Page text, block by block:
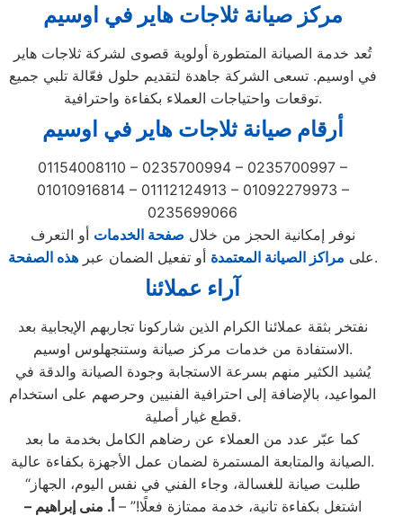
مركز صيانة ثلاجات هاير في اوسيم
تُعد خدمة الصيانة المتطورة أولوية قصوى لشركة ثلاجات هاير
في اوسيم. تسعى الشركة جاهدة لتقديم حلول فعّالة تلبي جميع
توقعات واحتياجات العملاء بكفاءة واحترافية.
أرقام صيانة ثلاجات هاير في اوسيم
01154008110 – 0235700994 – 0235700997 –
01010916814 – 01112124913 – 01092279973 –
0235699066
نوفر إمكانية الحجز من خلال صفحة الخدمات أو التعرف
على مراكز الصيانة المعتمدة أو تفعيل الضمان عبرهذه الصفحة .
آراء عملائنا
نفتخر بثقة عملائنا الكرام الذين شاركونا تجاربهم الإيجابية بعد
الاستفادة من خدمات مركز صيانة وستنجهلوس اوسيم.
يُشيد الكثير منهم بسرعة الاستجابة وجودة الصيانة والدقة في
المواعيد، بالإضافة إلى احترافية الفنيين وحرصهم على استخدام
قطع غيار أصلية.
كما عبّر عدد من العملاء عن رضاهم الكامل بخدمة ما بعد
الصيانة والمتابعة المستمرة لضمان عمل الأجهزة بكفاءة عالية.
“طلبت صيانة للغسالة، وجاء الفني في نفس اليوم، الجهاز
اشتغل بكفاءة تانية، خدمة ممتازة فعلًا!” – أ. منى إبراهيم –